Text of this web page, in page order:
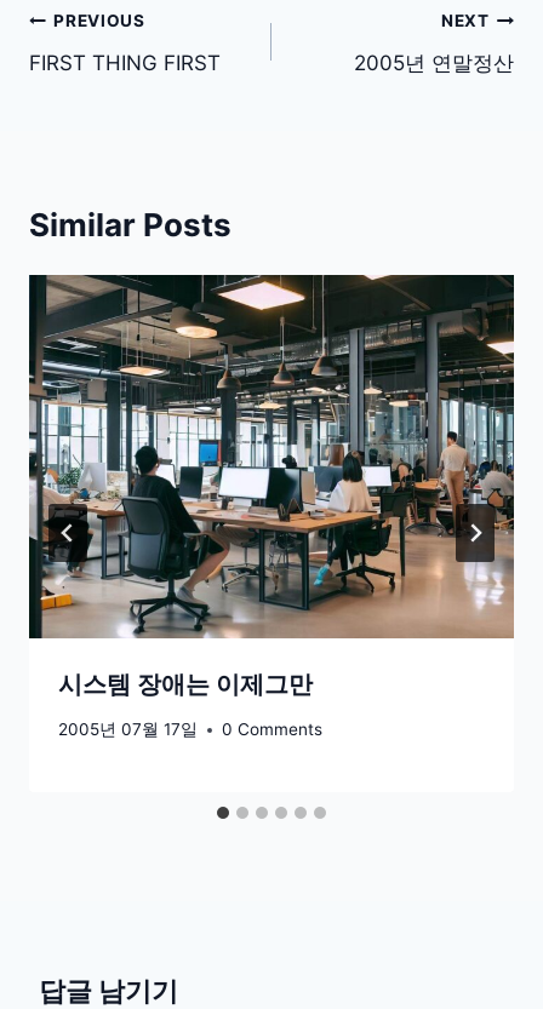
글
탐
PREVIOUS
FIRST THING FIRST
NEXT
2005년 연말정산
Similar Posts
시스템 장애는 이제그만
2005년 07월 17일 0 Comments
답글 남기기